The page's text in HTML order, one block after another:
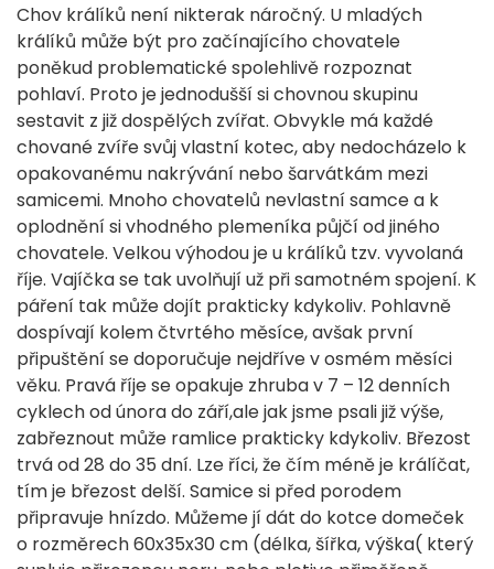
Chov králíků není nikterak náročný. U mladých
králíků může být pro začínajícího chovatele
poněkud problematické spolehlivě rozpoznat
pohlaví. Proto je jednodušší si chovnou skupinu
sestavit z již dospělých zvířat. Obvykle má každé
chované zvíře svůj vlastní kotec, aby nedocházelo k
opakovanému nakrývání nebo šarvátkám mezi
samicemi. Mnoho chovatelů nevlastní samce a k
oplodnění si vhodného plemeníka půjčí od jiného
chovatele. Velkou výhodou je u králíků tzv. vyvolaná
říje. Vajíčka se tak uvolňují už při samotném spojení. K
páření tak může dojít prakticky kdykoliv. Pohlavně
dospívají kolem čtvrtého měsíce, avšak první
připuštění se doporučuje nejdříve v osmém měsíci
věku. Pravá říje se opakuje zhruba v 7 – 12 denních
cyklech od února do září,ale jak jsme psali již výše,
zabřeznout může ramlice prakticky kdykoliv. Březost
trvá od 28 do 35 dní. Lze říci, že čím méně je králíčat,
tím je březost delší. Samice si před porodem
připravuje hnízdo. Můžeme jí dát do kotce domeček
o rozměrech 60x35x30 cm (délka, šířka, výška( který